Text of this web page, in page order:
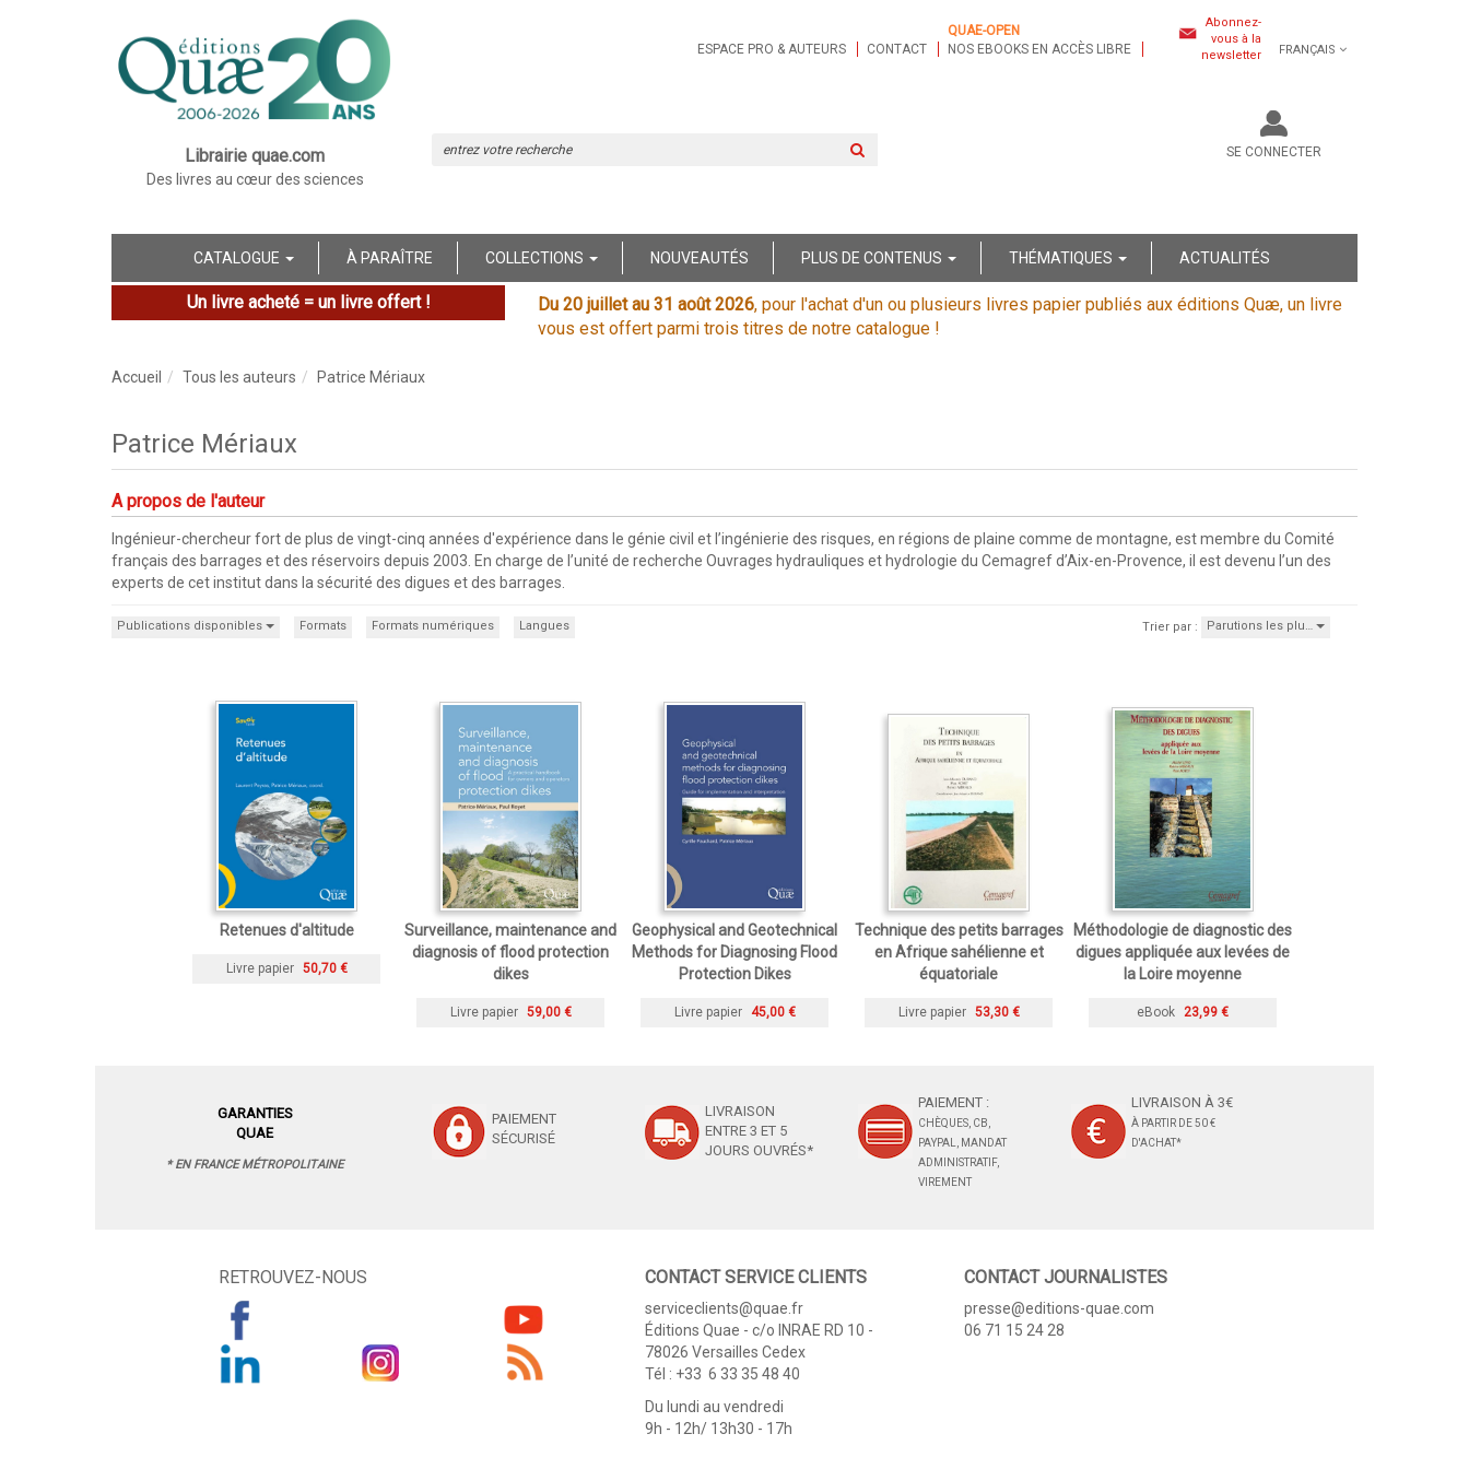
Librairie quae.com
Des livres au cœur des sciences
ESPACE PRO & AUTEURS CONTACT
QUAE-OPEN
NOS EBOOKS EN ACCÈS LIBRE
Abonnez-
vous à la
newsletter
FRANÇAIS
SE CONNECTER
CATALOGUE À PARAÎTRE COLLECTIONS NOUVEAUTÉS PLUS DE CONTENUS THÉMATIQUES ACTUALITÉS
Un livre acheté = un livre offert ! Du 20 juillet au 31 août 2026, pour l'achat d'un ou plusieurs livres papier publiés aux éditions Quæ, un livre
vous est offert parmi trois titres de notre catalogue !
Accueil Tous les auteurs Patrice Mériaux
Patrice Mériaux
A propos de l'auteur
Ingénieur-chercheur fort de plus de vingt-cinq années d'expérience dans le génie civil et l’ingénierie des risques, en régions de plaine comme de montagne, est membre du Comité
français des barrages et des réservoirs depuis 2003. En charge de l’unité de recherche Ouvrages hydrauliques et hydrologie du Cemagref d’Aix-en-Provence, il est devenu l’un des
experts de cet institut dans la sécurité des digues et des barrages.
Publications disponibles Formats Formats numériques Langues Trier par : Parutions les plu…
Retenues d'altitude
Livre papier 50,70 €
Surveillance, maintenance and
diagnosis of flood protection
dikes
Livre papier 59,00 €
Geophysical and Geotechnical
Methods for Diagnosing Flood
Protection Dikes
Livre papier 45,00 €
Technique des petits barrages
en Afrique sahélienne et
équatoriale
Livre papier 53,30 €
Méthodologie de diagnostic des
digues appliquée aux levées de
la Loire moyenne
eBook 23,99 €
GARANTIES
QUAE
* EN FRANCE MÉTROPOLITAINE
PAIEMENT
SÉCURISÉ
LIVRAISON
ENTRE 3 ET 5
JOURS OUVRÉS*
PAIEMENT :
CHÈQUES, CB,
PAYPAL, MANDAT
ADMINISTRATIF,
VIREMENT
LIVRAISON À 3€
À PARTIR DE 50 €
D'ACHAT*
RETROUVEZ-NOUS CONTACT SERVICE CLIENTS
serviceclients@quae.fr
Éditions Quae - c/o INRAE RD 10 -
78026 Versailles Cedex
Tél : +33 6 33 35 48 40
Du lundi au vendredi
9h - 12h/ 13h30 - 17h
CONTACT JOURNALISTES
presse@editions-quae.com
06 71 15 24 28